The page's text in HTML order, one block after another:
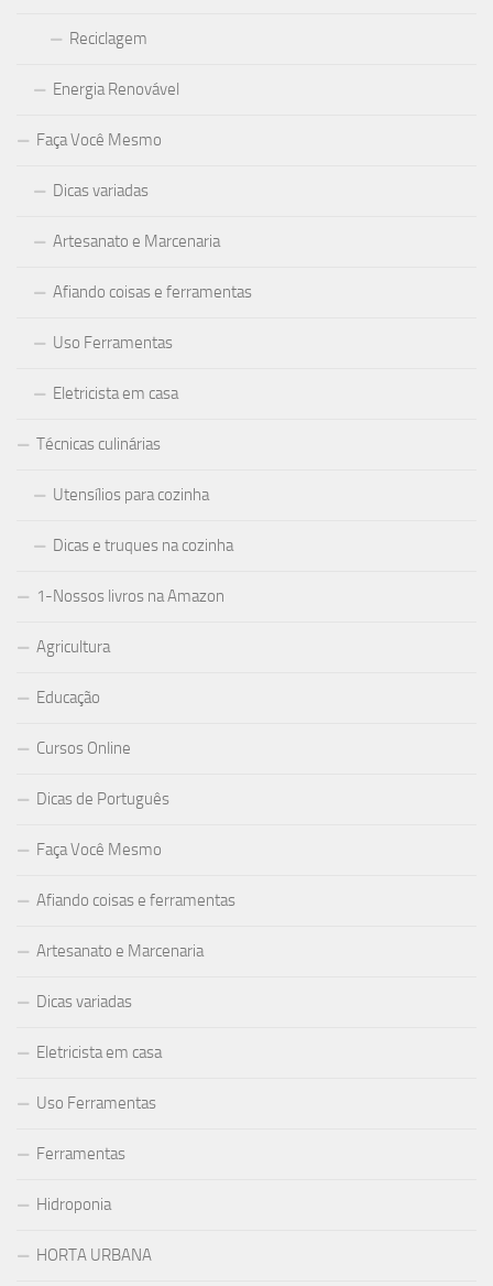
Reciclagem
Energia Renovável
Faça Você Mesmo
Dicas variadas
Artesanato e Marcenaria
Afiando coisas e ferramentas
Uso Ferramentas
Eletricista em casa
Técnicas culinárias
Utensílios para cozinha
Dicas e truques na cozinha
1-Nossos livros na Amazon
Agricultura
Educação
Cursos Online
Dicas de Português
Faça Você Mesmo
Afiando coisas e ferramentas
Artesanato e Marcenaria
Dicas variadas
Eletricista em casa
Uso Ferramentas
Ferramentas
Hidroponia
HORTA URBANA